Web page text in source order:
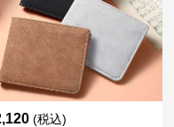
(税込)